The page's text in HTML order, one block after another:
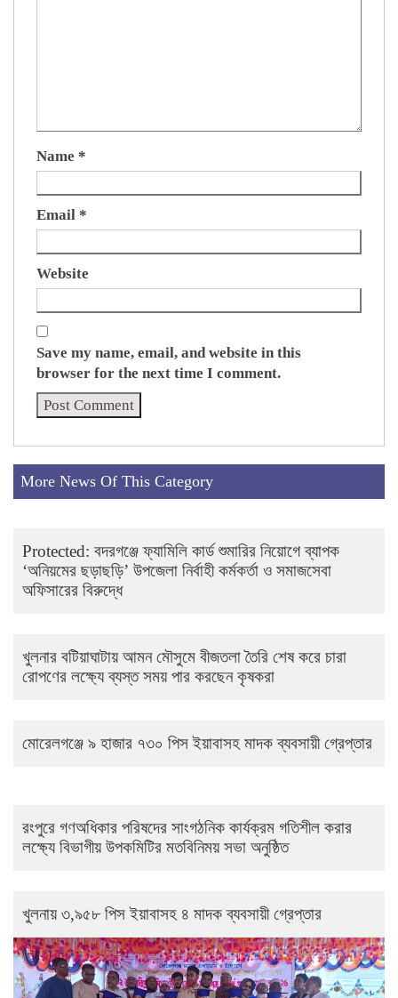
Name *
Email *
Website
Save my name, email, and website in this
browser for the next time I comment.
More News Of This Category
Protected: ‎বদরগঞ্জে ফ্যামিলি কার্ড শুমারির নিয়োগে ব্যাপক
‘অনিয়মের ছড়াছড়ি’ উপজেলা নির্বাহী কর্মকর্তা ও সমাজসেবা
অফিসারের বিরুদ্ধে
খুলনার বটিয়াঘাটায় আমন মৌসুমে বীজতলা তৈরি শেষ করে চারা
রোপণের লক্ষ্যে ব্যস্ত সময় পার করছেন কৃষকরা
মোরেলগঞ্জে ৯ হাজার ৭৩০ পিস ইয়াবাসহ মাদক ব্যবসায়ী গ্রেপ্তার
রংপুরে গণঅধিকার পরিষদের সাংগঠনিক কার্যক্রম গতিশীল করার
লক্ষ্যে বিভাগীয় উপকমিটির মতবিনিময় সভা অনুষ্ঠিত
খুলনায় ৩,৯৫৮ পিস ইয়াবাসহ ৪ মাদক ব্যবসায়ী গ্রেপ্তার